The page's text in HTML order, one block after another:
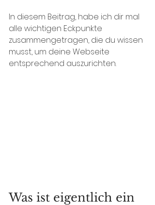
In diesem Beitrag, habe ich dir mal
alle wichtigen Eckpunkte
zusammengetragen, die du wissen
musst, um deine Webseite
entsprechend auszurichten.
Was ist eigentlich ein